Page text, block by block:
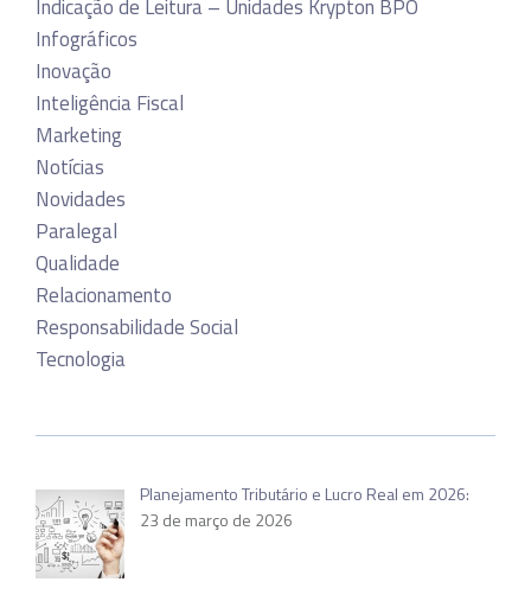
Indicação de Leitura – Unidades Krypton BPO
Infográficos
Inovação
Inteligência Fiscal
Marketing
Notícias
Novidades
Paralegal
Qualidade
Relacionamento
Responsabilidade Social
Tecnologia
Planejamento Tributário e Lucro Real em 2026:
23 de março de 2026